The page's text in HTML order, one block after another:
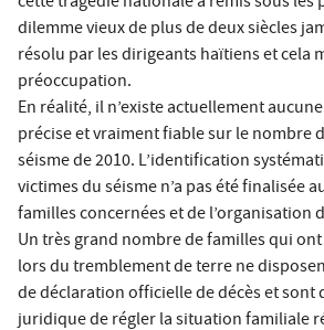
dilemme vieux de plus de deux siècles
résolu par les dirigeants haïtiens et cela
préoccupation.
En réalité, il n’existe actuellement
précise et vraiment fiable sur le nombre
séisme de 2010. L’identification
victimes du séisme n’a pas été finalisée
familles concernées et de l’organisation
Un très grand nombre de familles qui
lors du tremblement de terre ne
de déclaration officielle de décès et sont
juridique de régler la situation familiale